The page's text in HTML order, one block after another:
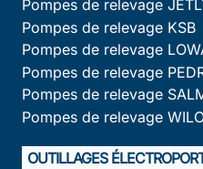
Pompes de relevage
Pompes de relevage KSB
Pompes de relevage
Pompes de relevage
Pompes de relevage
Pompes de relevage
OUTILLAGES